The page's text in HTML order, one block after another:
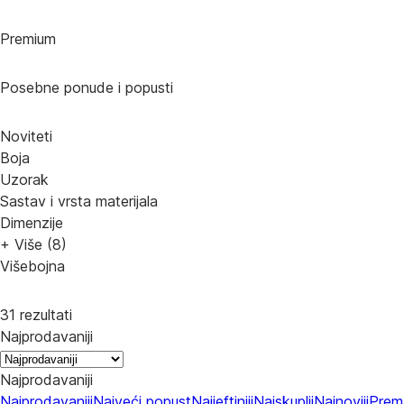
Premium
Posebne ponude i popusti
Noviteti
Boja
Uzorak
Sastav i vrsta materijala
Dimenzije
+ Više (8)
Višebojna
31 rezultati
Najprodavaniji
Najprodavaniji